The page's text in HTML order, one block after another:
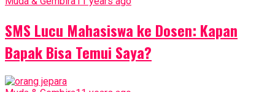
SMS Lucu Mahasiswa ke Dosen: Kapan
Bapak Bisa Temui Saya?